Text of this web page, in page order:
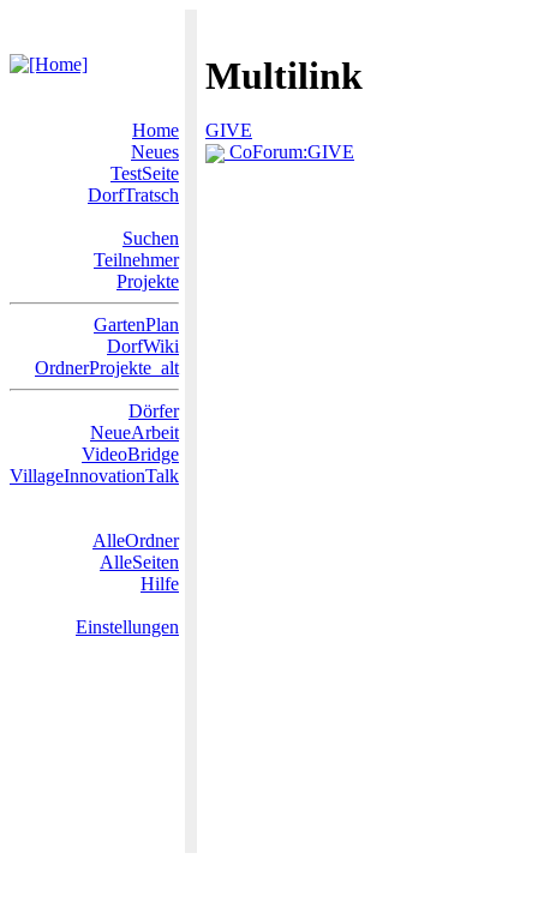
Multilink
Home
Neues
TestSeite
DorfTratsch
Suchen
Teilnehmer
Projekte
GartenPlan
DorfWiki
OrdnerProjekte_alt
Dörfer
NeueArbeit
VideoBridge
VillageInnovationTalk
AlleOrdner
AlleSeiten
Hilfe
Einstellungen
GIVE
CoForum:GIVE